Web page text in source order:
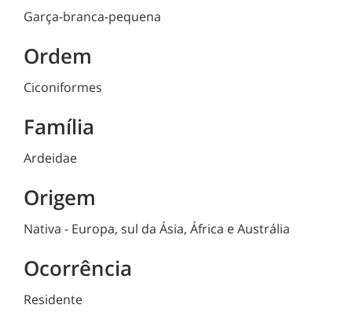
Garça-branca-pequena
Ordem
Ciconiformes
Família
Ardeidae
Origem
Nativa - Europa, sul da Ásia, África e Austrália
Ocorrência
Residente